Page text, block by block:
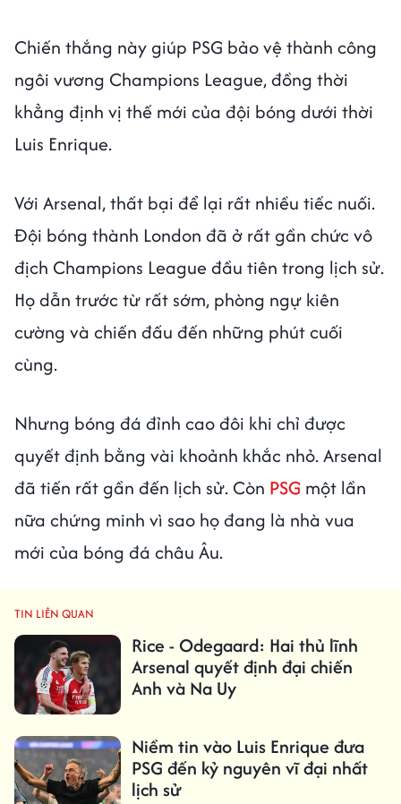
Chiến thắng này giúp PSG bảo vệ thành công
ngôi vương Champions League, đồng thời
khẳng định vị thế mới của đội bóng dưới thời
Luis Enrique.
Với Arsenal, thất bại để lại rất nhiều tiếc nuối.
Đội bóng thành London đã ở rất gần chức vô
địch Champions League đầu tiên trong lịch sử.
Họ dẫn trước từ rất sớm, phòng ngự kiên
cường và chiến đấu đến những phút cuối
cùng.
Nhưng bóng đá đỉnh cao đôi khi chỉ được
quyết định bằng vài khoảnh khắc nhỏ. Arsenal
đã tiến rất gần đến lịch sử. Còn PSG một lần
nữa chứng minh vì sao họ đang là nhà vua
mới của bóng đá châu Âu.
TIN LIÊN QUAN
Rice - Odegaard: Hai thủ lĩnh
Arsenal quyết định đại chiến
Anh và Na Uy
Niềm tin vào Luis Enrique đưa
PSG đến kỷ nguyên vĩ đại nhất
lịch sử